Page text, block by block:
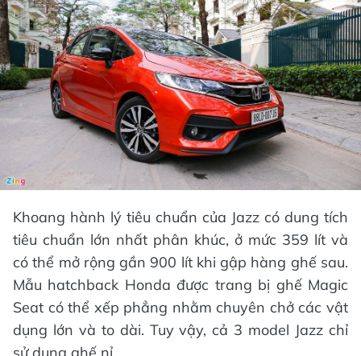
Khoang hành lý tiêu chuẩn của Jazz có dung tích
tiêu chuẩn lớn nhất phân khúc, ở mức 359 lít và
có thể mở rộng gần 900 lít khi gập hàng ghế sau.
Mẫu hatchback Honda được trang bị ghế Magic
Seat có thể xếp phẳng nhằm chuyên chở các vật
dụng lớn và to dài. Tuy vậy, cả 3 model Jazz chỉ